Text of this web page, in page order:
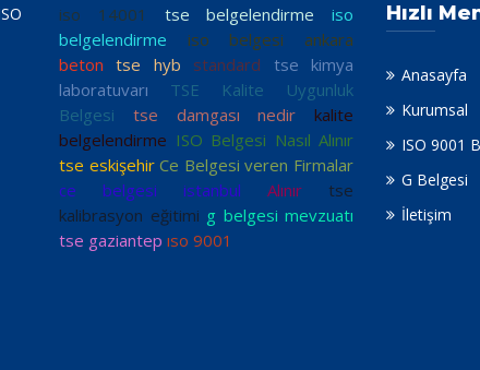
iso 14001 tse belgelendirme
iso
belgelendirme
iso belgesi ankara
beton
tse hyb standard
tse kimya
laboratuvarı
TSE Kalite Uygunluk
Belgesi
tse damgası nedir
kalite
belgelendirme ISO Belgesi Nasıl Alınır
tse eskişehir Ce Belgesi veren Firmalar
ce belgesi istanbul
Alınır
tse
kalibrasyon eğitimi g belgesi mevzuatı
tse gaziantep ıso 9001
Hızlı
Anasayfa
Kurumsal
ISO 9001
G Belgesi
İletişim